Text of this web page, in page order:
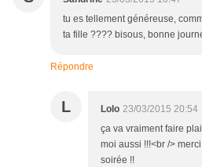
tu es tellement généreuse,
ta fille ???? bisous, bonne
Répondre
L Lolo 23/03/2015 20:54
ça va vraiment faire
moi aussi !!!<br />
soirée !!